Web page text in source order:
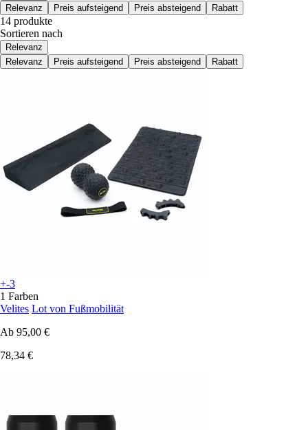
Relevanz
Preis aufsteigend Preis absteigend Rabatt
14 produkte
Sortieren nach
Relevanz
Relevanz
Preis aufsteigend Preis absteigend Rabatt
+-3
1 Farben
Velites Lot von Fußmobilität
Ab 95,00 €
78,34 €